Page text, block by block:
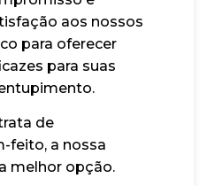
aos nossos
para oferecer
para suas
de
feito, a nossa
melhor opção.